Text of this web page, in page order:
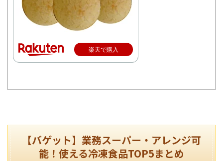
楽天で購入
【バゲット】業務スーパー・アレンジ可
能！使える冷凍食品TOP5まとめ